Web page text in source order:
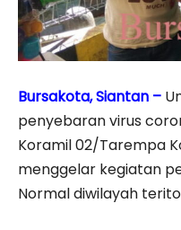
Bursakota, Siantan –
penyebaran virus
Koramil 02/Tarempa
menggelar kegiatan
Normal diwilayah